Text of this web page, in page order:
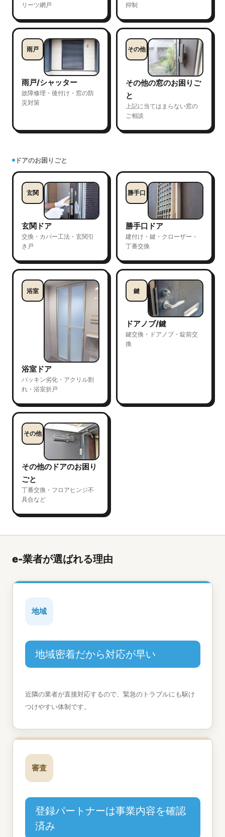
リーツ網戸
抑制
雨戸
雨戸/シャッター
故障修理・後付け・窓の防
災対策
その他
その他の窓のお困りご
と
上記に当てはまらない窓の
ご相談
ドアのお困りごと
玄関
玄関ドア
交換・カバー工法・玄関引
き戸
勝手口
勝手口ドア
建付け・鍵・クローザー・
丁番交換
浴室
浴室ドア
パッキン劣化・アクリル割
れ・浴室折戸
鍵
ドアノブ/鍵
鍵交換・ドアノブ・錠前交
換
その他
その他のドアのお困り
ごと
丁番交換・フロアヒンジ不
具合など
e-業者が選ばれる理由
地域
地域密着だから対応が早い
近隣の業者が直接対応するので、緊急のトラブルにも駆け
つけやすい体制です。
審査
登録パートナーは事業内容を確認
済み